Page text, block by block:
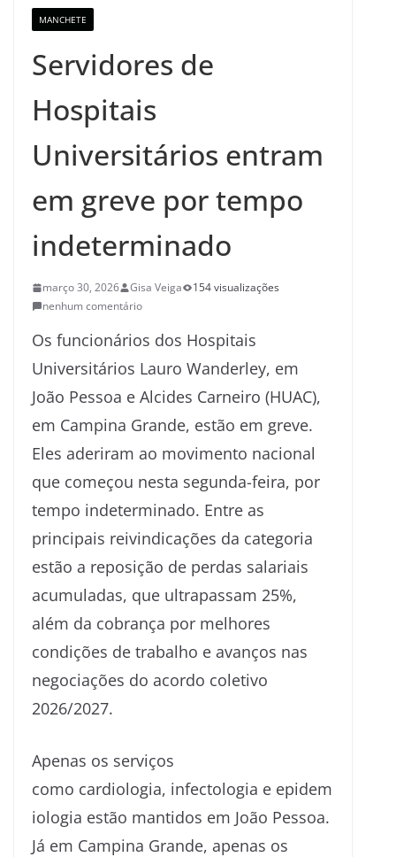
MANCHETE
Servidores de
Hospitais
Universitários entram
em greve por tempo
indeterminado
março 30, 2026 Gisa Veiga
154 visualizações
nenhum comentário
Os funcionários dos Hospitais
Universitários Lauro Wanderley, em
João Pessoa e Alcides Carneiro (HUAC),
em Campina Grande, estão em greve.
Eles aderiram ao movimento nacional
que começou nesta segunda-feira, por
tempo indeterminado. Entre as
principais reivindicações da categoria
estão a reposição de perdas salariais
acumuladas, que ultrapassam 25%,
além da cobrança por melhores
condições de trabalho e avanços nas
negociações do acordo coletivo
2026/2027.
Apenas os serviços
como cardiologia, infectologia e epidem
iologia estão mantidos em João Pessoa.
Já em Campina Grande, apenas os